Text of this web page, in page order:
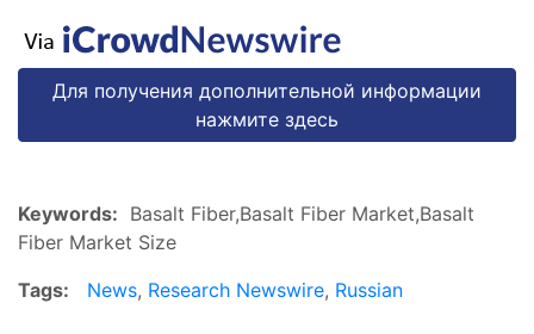
Для получения дополнительной информации
нажмите здесь
Keywords: Basalt Fiber,Basalt Fiber Market,Basalt
Fiber Market Size
Tags:
News, Research Newswire, Russian